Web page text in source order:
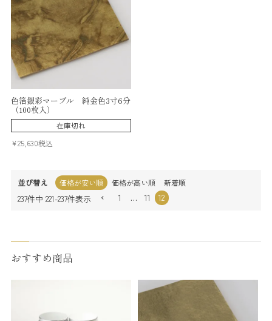
色箔銀彩マーブル 純金色3寸6分
（100枚入）
在庫切れ
¥25,630税込
並び替え 価格が安い順 価格が高い順 新着順
237件中 221-237件表示 1 … 11 12
おすすめ商品